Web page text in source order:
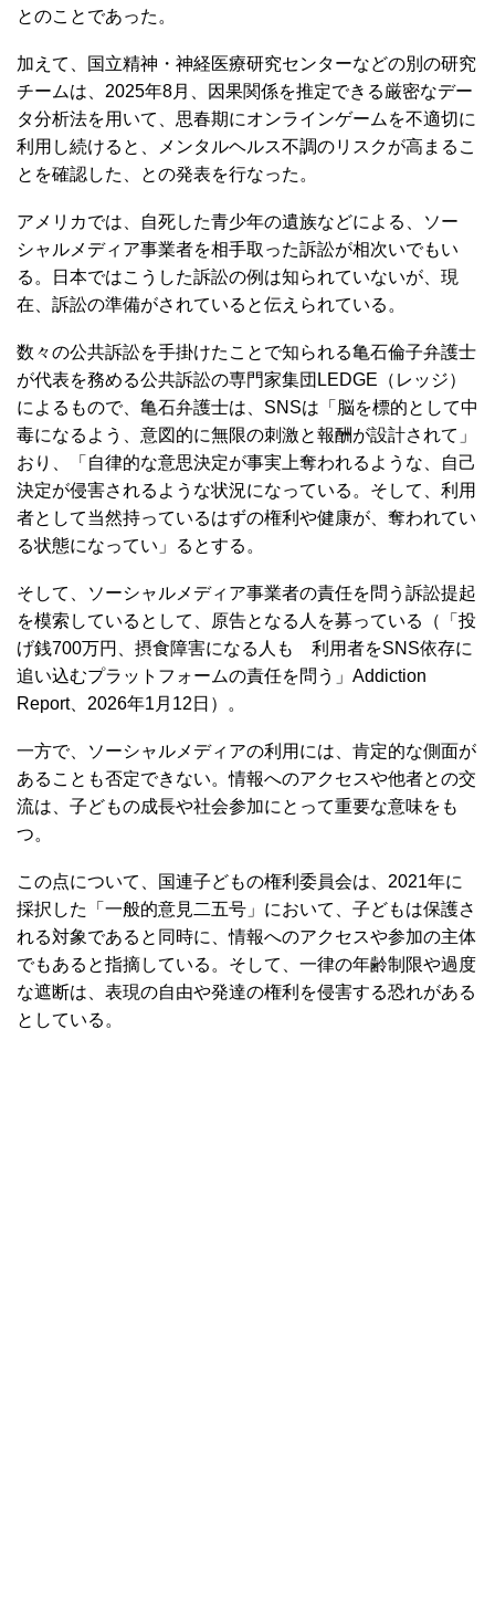
とのことであった。
加えて、国立精神・神経医療研究センターなどの別の研究
チームは、2025年8月、因果関係を推定できる厳密なデー
タ分析法を用いて、思春期にオンラインゲームを不適切に
利用し続けると、メンタルヘルス不調のリスクが高まるこ
とを確認した、との発表を行なった。
アメリカでは、自死した青少年の遺族などによる、ソー
シャルメディア事業者を相手取った訴訟が相次いでもい
る。日本ではこうした訴訟の例は知られていないが、現
在、訴訟の準備がされていると伝えられている。
数々の公共訴訟を手掛けたことで知られる亀石倫子弁護士
が代表を務める公共訴訟の専門家集団LEDGE（レッジ）
によるもので、亀石弁護士は、SNSは「脳を標的として中
毒になるよう、意図的に無限の刺激と報酬が設計されて」
おり、「自律的な意思決定が事実上奪われるような、自己
決定が侵害されるような状況になっている。そして、利用
者として当然持っているはずの権利や健康が、奪われてい
る状態になってい」るとする。
そして、ソーシャルメディア事業者の責任を問う訴訟提起
を模索しているとして、原告となる人を募っている（「投
げ銭700万円、摂食障害になる人も 利用者をSNS依存に
追い込むプラットフォームの責任を問う」Addiction
Report、2026年1月12日）。
一方で、ソーシャルメディアの利用には、肯定的な側面が
あることも否定できない。情報へのアクセスや他者との交
流は、子どもの成長や社会参加にとって重要な意味をも
つ。
この点について、国連子どもの権利委員会は、2021年に
採択した「一般的意見二五号」において、子どもは保護さ
れる対象であると同時に、情報へのアクセスや参加の主体
でもあると指摘している。そして、一律の年齢制限や過度
な遮断は、表現の自由や発達の権利を侵害する恐れがある
としている。